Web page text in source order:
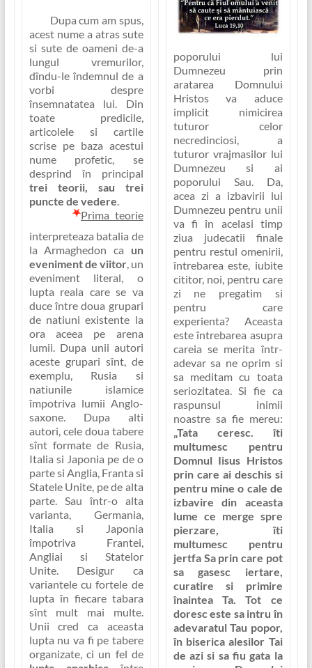
Dupa cum am spus,
acest nume a atras sute
si sute de oameni de-a
lungul vremurilor,
dîndu-le îndemnul de a
vorbi despre
însemnatatea lui. Din
toate predicile,
articolele si cartile
scrise pe baza acestui
nume profetic, se
desprind în principal
trei teorii, sau trei
puncte de vedere.
Prima teorie
interpreteaza batalia de
la Armaghedon ca un
eveniment de viitor, un
eveniment literal, o
lupta reala care se va
duce între doua grupari
de natiuni existente la
ora aceea pe arena
lumii. Dupa unii autori
aceste grupari sînt, de
exemplu, Rusia si
natiunile islamice
împotriva lumii Anglo-
saxone. Dupa alti
autori, cele doua tabere
sînt formate de Rusia,
Italia si Japonia pe de o
parte si Anglia, Franta si
Statele Unite, pe de alta
parte. Sau într-o alta
varianta, Germania,
Italia si Japonia
împotriva Frantei,
Angliai si Statelor
Unite. Desigur ca
variantele cu fortele de
lupta în fiecare tabara
sînt mult mai multe.
Unii cred ca aceasta
lupta nu va fi pe tabere
organizate, ci un fel de
poporului lui
Dumnezeu prin
aratarea Domnului
Hristos va aduce
implicit nimicirea
tuturor celor
necredinciosi, a
tuturor vrajmasilor lui
Dumnezeu si ai
poporului Sau. Da,
acea zi a izbavirii lui
Dumnezeu pentru unii
va fi în acelasi timp
ziua judecatii finale
pentru restul omenirii,
întrebarea este, iubite
cititor, noi, pentru care
zi ne pregatim si
pentru care
experienta?Aceasta
este întrebarea asupra
careia se merita într-
adevar sa ne oprim si
sa meditam cu toata
seriozitatea. Si fie ca
raspunsul inimii
noastre sa fie mereu:
„Tata ceresc. îti
multumesc pentru
Domnul Iisus Hristos
prin care ai deschis si
pentru mine o cale de
izbavire din aceasta
lume ce merge spre
pierzare, îti
multumesc pentru
jertfa Sa prin care pot
sa gasesc iertare,
curatire si primire
înaintea Ta. Tot ce
doresc este sa intru în
adevaratul Tau popor,
în biserica alesilor Tai
de azi si sa fiu gata la